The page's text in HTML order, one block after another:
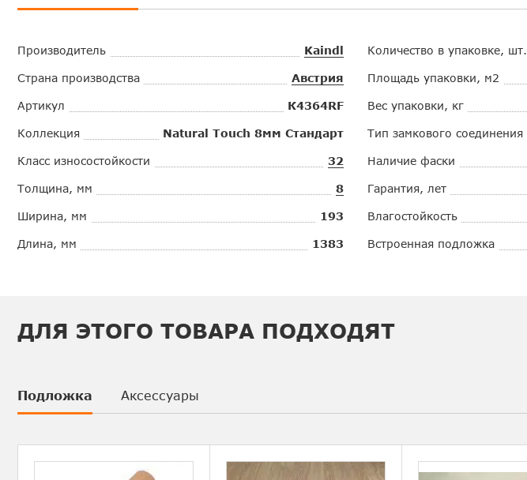
Производитель Kaindl
Страна производства Австрия
Артикул К4364RF
Коллекция Natural Touch 8мм Стандарт
Класс износостойкости 32
Толщина, мм 8
Ширина, мм 193
Длина, мм 1383
Количество в упаковке, шт.
Площадь упаковки, м2
Вес упаковки, кг
Тип замкового соединения
Наличие фаски
Гарантия, лет
Влагостойкость
Встроенная подложка
ДЛЯ ЭТОГО ТОВАРА ПОДХОДЯТ
Подложка Аксессуары